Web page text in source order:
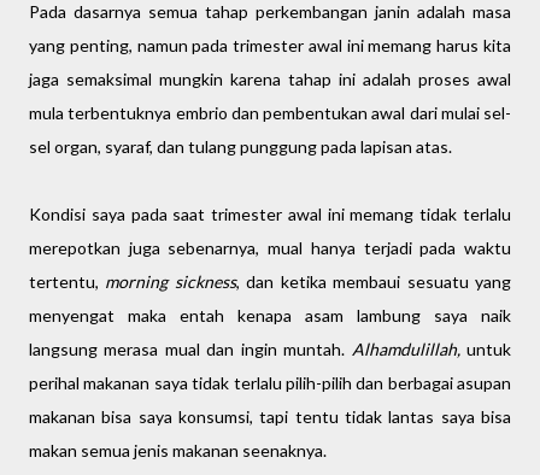
Pada dasarnya semua tahap perkembangan janin adalah masa
yang penting, namun pada trimester awal ini memang harus kita
jaga semaksimal mungkin karena tahap ini adalah proses awal
mula terbentuknya embrio dan pembentukan awal dari mulai sel-
sel organ, syaraf, dan tulang punggung pada lapisan atas.
Kondisi saya pada saat trimester awal ini memang tidak terlalu
merepotkan juga sebenarnya, mual hanya terjadi pada waktu
tertentu, morning sickness, dan ketika membaui sesuatu yang
menyengat maka entah kenapa asam lambung saya naik
langsung merasa mual dan ingin muntah. Alhamdulillah,untuk
perihal makanan saya tidak terlalu pilih-pilih dan berbagai asupan
makanan bisa saya konsumsi, tapi tentu tidak lantas saya bisa
makan semua jenis makanan seenaknya.